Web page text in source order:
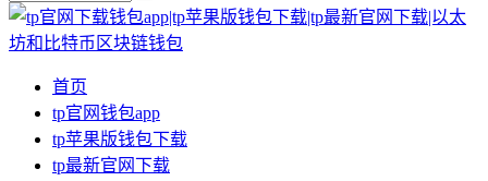
首页
tp官网钱包app
tp苹果版钱包下载
tp最新官网下载